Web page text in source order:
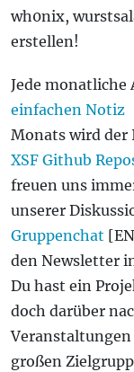
wh0nix,
erstellen!
Jede monatliche
einfachen Notiz
Monats wird der
XSF Github
freuen uns
unserer
Gruppenchat
den Newsletter
Du hast ein
doch darüber
großen